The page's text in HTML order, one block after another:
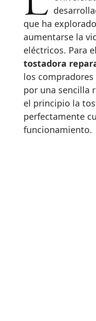
que ha
aumentarse la
eléctricos. Para
tostadora
los
por una sencilla
el principio la
perfectamente
funcionamiento.